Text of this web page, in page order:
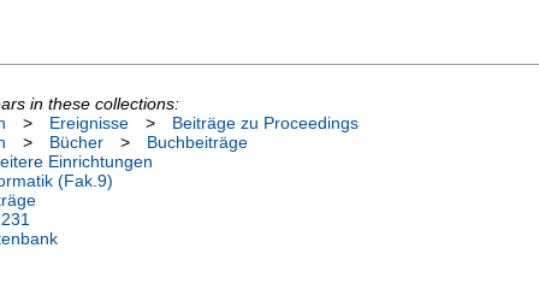
in these collections:
> Ereignisse >
Beiträge zu Proceedings
> Bücher >
Buchbeiträge
Einrichtungen
(Fak.9)